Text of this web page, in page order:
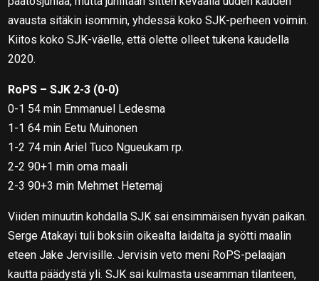
avausta sitäkin isommin, yhdessä koko SJK-perheen voimin.
Kiitos koko SJK-väelle, että olette olleet tukena kaudella
2020.
RoPS – SJK 2-3 (0-0)
0-1 54 min Emmanuel Ledesma
1-1 64 min Eetu Muinonen
1-2 74 min Ariel Tuco Ngueukam rp.
2-2 90+1 min oma maali
2-3 90+3 min Mehmet Hetemaj
Viiden minuutin kohdalla SJK sai ensimmäisen hyvän paikan.
Serge Atakayi tuli boksiin oikealta laidalta ja syötti maalin
eteen Jake Jervisille. Jervisin veto meni RoPS-pelaajan
kautta päädystä yli. SJK sai kulmasta useamman tilanteen,